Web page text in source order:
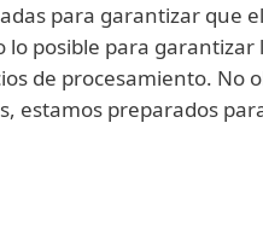
para garantizar que
posible para
de procesamiento. No
estamos preparados